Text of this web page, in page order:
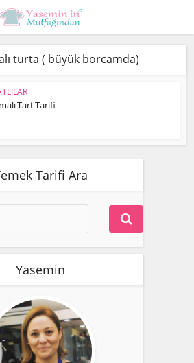
turta ( büyük borcamda)
Tart Tarifi
Tarifi Ara
Yasemin